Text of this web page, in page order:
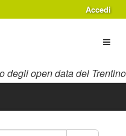
Accedi
degli open data del Trentino